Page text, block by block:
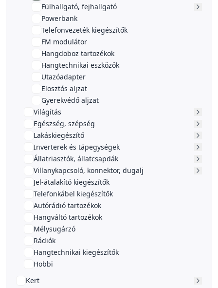
Fülhallgató, fejhallgató
Powerbank
Telefonvezeték kiegészítők
FM modulátor
Hangdoboz tartozékok
Hangtechnikai eszközök
Utazóadapter
Elosztós aljzat
Gyerekvédő aljzat
Világítás
Egészség, szépség
Lakáskiegészítő
Inverterek és tápegységek
Állatriasztók, állatcsapdák
Villanykapcsoló, konnektor, dugalj
Jel-átalakító kiegészítők
Telefonkábel kiegészítők
Autórádió tartozékok
Hangváltó tartozékok
Mélysugárzó
Rádiók
Hangtechnikai kiegészítők
Hobbi
Kert